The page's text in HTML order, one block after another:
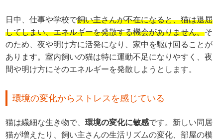
日中、仕事や学校で飼い主さんが不在になると、猫は退屈
してしまい、エネルギーを発散する機会がありません。そ
のため、夜や明け方に活発になり、家中を駆け回ることが
あります。室内飼いの猫は特に運動不足になりやすく、夜
間や明け方にそのエネルギーを発散しようとします。
環境の変化からストレスを感じている
猫は繊細な生き物で、環境の変化に敏感です。新しい同居
猫が増えたり、飼い主さんの生活リズムの変化、部屋の模